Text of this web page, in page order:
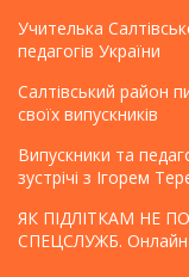
Учителька
педагогів України
Салтівський район
своїх випускників
Випускники та
зустрічі з Ігорем
ЯК ПІДЛІТКАМ НЕ
СПЕЦСЛУЖБ. Онлайн-